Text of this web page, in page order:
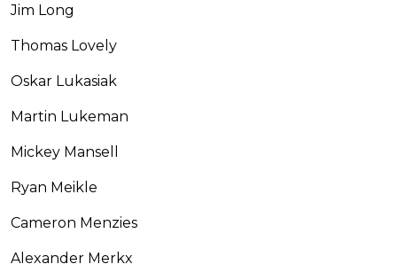
Jim Long
Thomas Lovely
Oskar Lukasiak
Martin Lukeman
Mickey Mansell
Ryan Meikle
Cameron Menzies
Alexander Merkx